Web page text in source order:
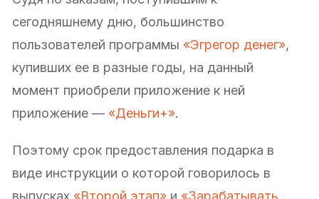
сегодняшнему дню, большинство
пользователей программы «Эгрегор денег»,
купивших ее в разные годы, на данный
момент приобрели приложение к ней
приложение — «Деньги+».
Поэтому срок предоставления подарка в
виде инструкции о которой говорилось в
выпусках «Второй этап» и «Зарабатывать